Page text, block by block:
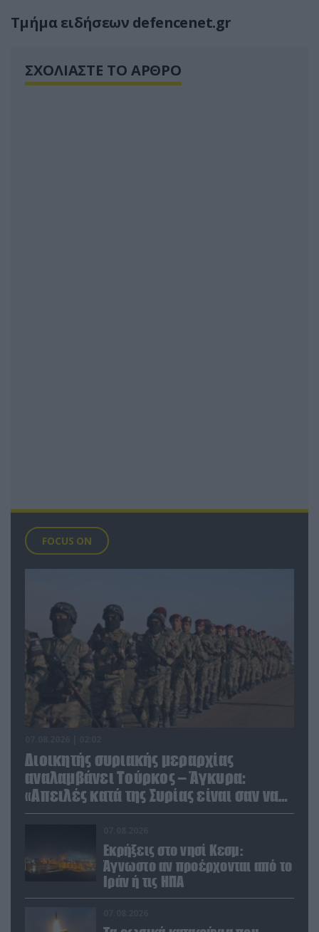
Tμήμα ειδήσεων defencenet.gr
ΣΧΟΛΙΑΣΤΕ ΤΟ ΑΡΘΡΟ
FOCUS ON
Διοικητής συριακής μεραρχίας
αναλαμβάνει Τούρκος – Άγκυρα:
«Απειλές κατά της Συρίας είναι σαν να
απειλούν εμάς»
Εκρήξεις στο νησί Κεσμ:
Άγνωστο αν προέρχονται από το
Ιράν ή τις ΗΠΑ